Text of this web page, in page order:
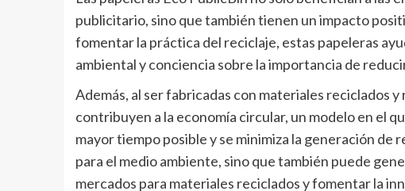
publicitario, sino que también tienen un impacto
fomentar la práctica del reciclaje, estas papeleras
ambiental y conciencia sobre la importancia de
Además, al ser fabricadas con materiales reciclados
contribuyen a la economía circular, un modelo en el
mayor tiempo posible y se minimiza la generación
para el medio ambiente, sino que también puede
mercados para materiales reciclados y fomentar la